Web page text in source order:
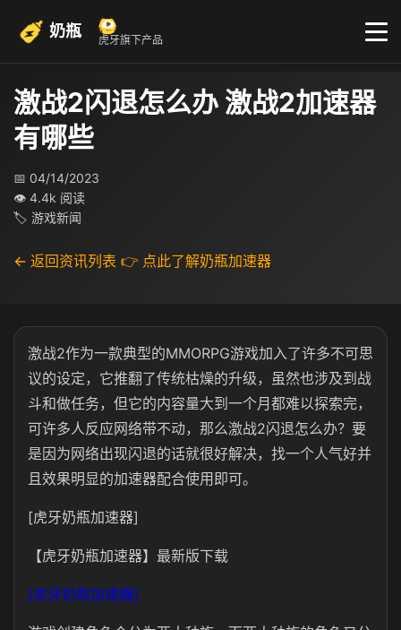
奶瓶 虎牙旗下产品
激战2闪退怎么办 激战2加速器
有哪些
📅 04/14/2023
👁 4.4k 阅读
🏷 游戏新闻
← 返回资讯列表 👉 点此了解奶瓶加速器
激战2作为一款典型的MMORPG游戏加入了许多不可思
议的设定，它推翻了传统枯燥的升级，虽然也涉及到战
斗和做任务，但它的内容量大到一个月都难以探索完，
可许多人反应网络带不动，那么激战2闪退怎么办？要
是因为网络出现闪退的话就很好解决，找一个人气好并
且效果明显的加速器配合使用即可。
[虎牙奶瓶加速器]
【虎牙奶瓶加速器】最新版下载
[虎牙奶瓶加速器]